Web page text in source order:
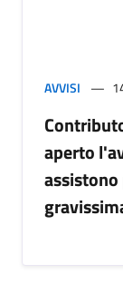
AVVISI
aperto